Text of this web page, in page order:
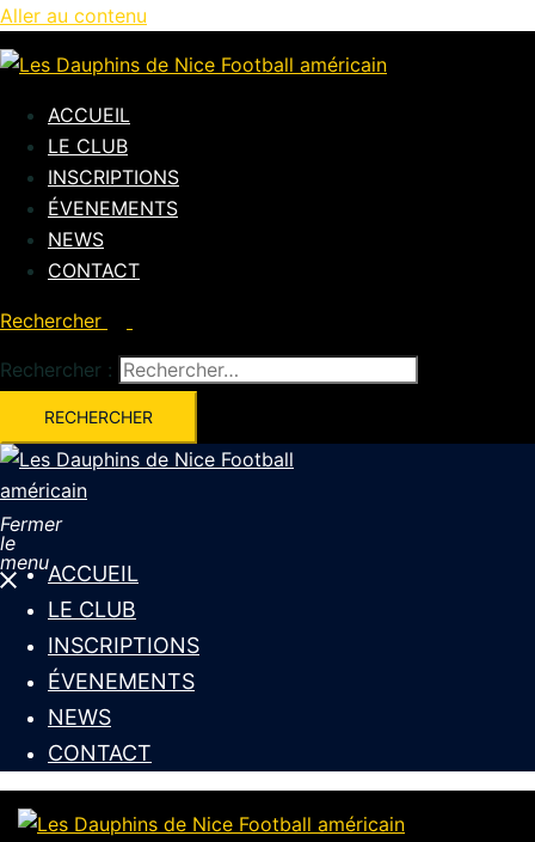
Aller au contenu
ACCUEIL
LE CLUB
INSCRIPTIONS
ÉVENEMENTS
NEWS
CONTACT
Rechercher
Rechercher :
Fermer
le
menuACCUEIL
LE CLUB
INSCRIPTIONS
ÉVENEMENTS
NEWS
CONTACT